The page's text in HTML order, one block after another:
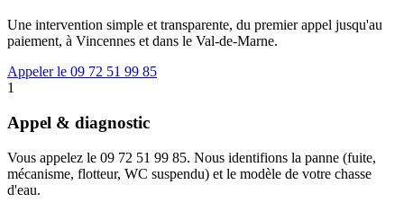
Une intervention simple et transparente, du premier appel jusqu'au
paiement, à Vincennes et dans le Val-de-Marne.
Appeler le 09 72 51 99 85
1
Appel & diagnostic
Vous appelez le 09 72 51 99 85. Nous identifions la panne (fuite,
mécanisme, flotteur, WC suspendu) et le modèle de votre chasse
d'eau.